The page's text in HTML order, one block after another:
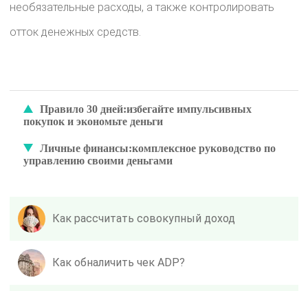
необязательные расходы, а также контролировать
отток денежных средств.
Правило 30 дней:избегайте импульсивных
покупок и экономьте деньги
Личные финансы:комплексное руководство по
управлению своими деньгами
Как рассчитать совокупный доход
Как обналичить чек ADP?